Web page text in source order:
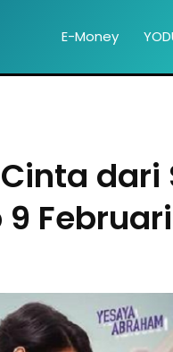
E-Money
dari